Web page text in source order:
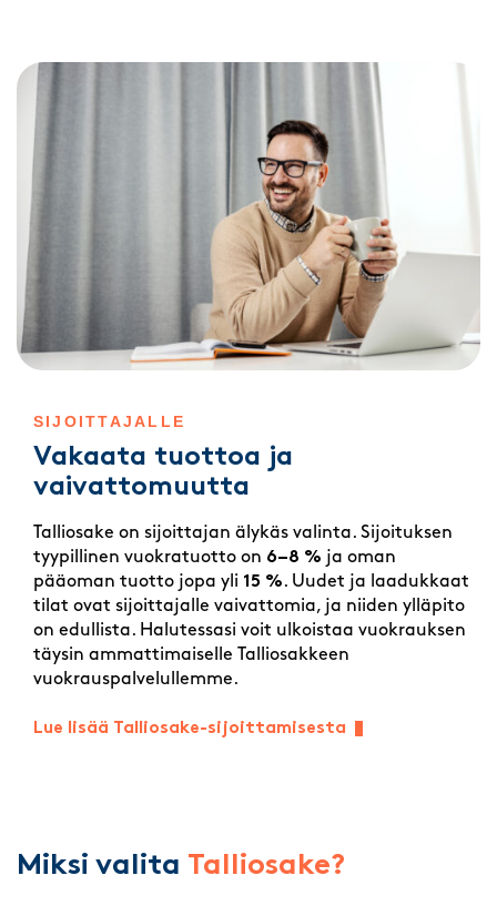
SIJOITTAJALLE
Vakaata tuottoa ja
vaivattomuutta
Talliosake on sijoittajan älykäs valinta. Sijoituksen
tyypillinen vuokratuotto on 6–8 % ja oman
pääoman tuotto jopa yli 15 %. Uudet ja laadukkaat
tilat ovat sijoittajalle vaivattomia, ja niiden ylläpito
on edullista. Halutessasi voit ulkoistaa vuokrauksen
täysin ammattimaiselle Talliosakkeen
vuokrauspalvelullemme.
Lue lisää Talliosake-sijoittamisesta
Miksi valita Talliosake?